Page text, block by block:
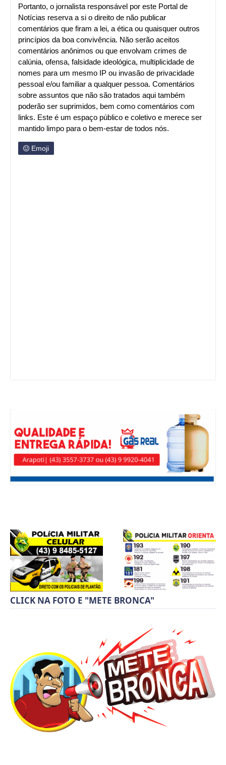
Portanto, o jornalista responsável por este Portal de
Notícias reserva a si o direito de não publicar
comentários que firam a lei, a ética ou quaisquer outros
princípios da boa convivência. Não serão aceitos
comentários anônimos ou que envolvam crimes de
calúnia, ofensa, falsidade ideológica, multiplicidade de
nomes para um mesmo IP ou invasão de privacidade
pessoal e/ou familiar a qualquer pessoa. Comentários
sobre assuntos que não são tratados aqui também
poderão ser suprimidos, bem como comentários com
links. Este é um espaço público e coletivo e merece ser
mantido limpo para o bem-estar de todos nós.
Emoji
CLICK NA FOTO E "METE BRONCA"